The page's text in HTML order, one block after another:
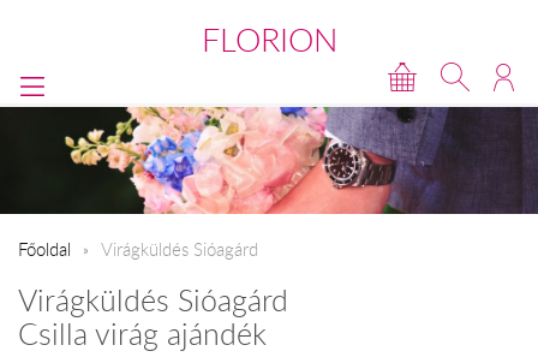
FLORION
Főoldal Virágküldés Sióagárd
Virágküldés Sióagárd
Csilla virág ajándék